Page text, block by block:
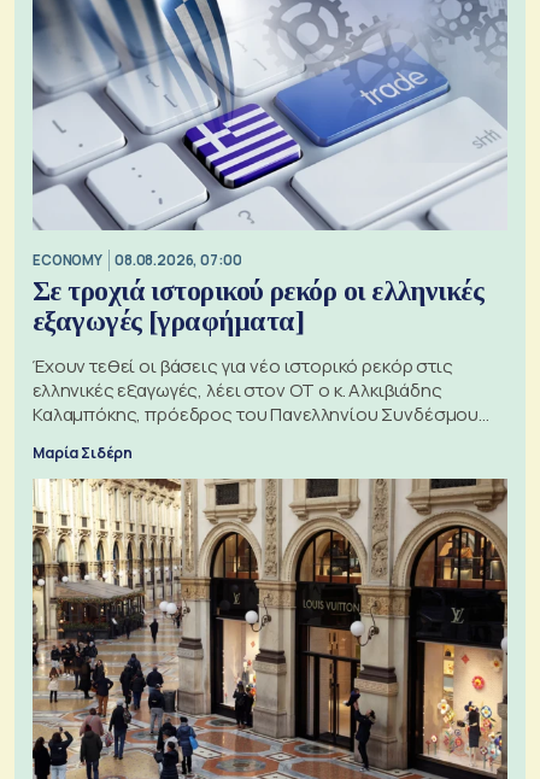
ECONOMY 08.08.2026, 07:00
Σε τροχιά ιστορικού ρεκόρ οι ελληνικές
εξαγωγές [γραφήματα]
Έχουν τεθεί οι βάσεις για νέο ιστορικό ρεκόρ στις
ελληνικές εξαγωγές, λέει στον ΟΤ ο κ. Αλκιβιάδης
Καλαμπόκης, πρόεδρος του Πανελληνίου Συνδέσμου
Εξαγωγέων
Μαρία Σιδέρη